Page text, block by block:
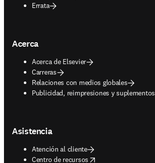
Errata
Acerca
Acerca de Elsevier
Carreras
Relaciones con medios globales
Publicidad, reimpresiones y suplementos
opens in new tab/window
Asistencia
Atención al cliente
Centro de recursos
opens in new tab/window